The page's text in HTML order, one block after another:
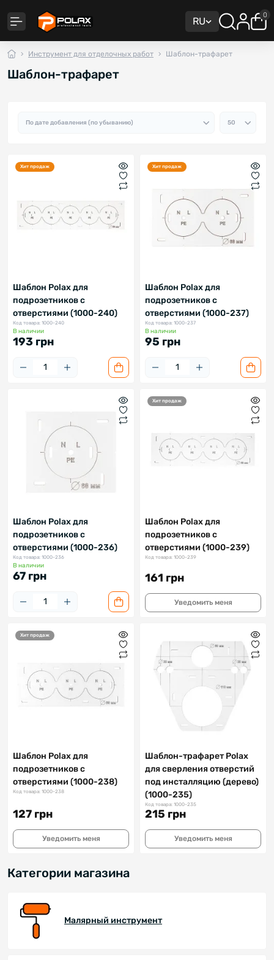
RU
0
Инструмент для отделочных работ Шаблон-трафарет
Шаблон-трафарет
Хит продаж
Шаблон Polax для
подрозетников с
отверстиями (1000-240)
Код товара: 1000-240
В наличии
193 грн
Хит продаж
Шаблон Polax для
подрозетников с
отверстиями (1000-237)
Код товара: 1000-237
В наличии
95 грн
Шаблон Polax для
подрозетников с
отверстиями (1000-236)
Код товара: 1000-236
В наличии
67 грн
Хит продаж
Шаблон Polax для
подрозетников с
отверстиями (1000-239)
Код товара: 1000-239
161 грн
Уведомить меня
Хит продаж
Шаблон Polax для
подрозетников с
отверстиями (1000-238)
Код товара: 1000-238
127 грн
Уведомить меня
Шаблон-трафарет Polax
для сверления отверстий
под инсталляцию (дерево)
(1000-235)
Код товара: 1000-235
215 грн
Уведомить меня
Категории магазина
Малярный инструмент